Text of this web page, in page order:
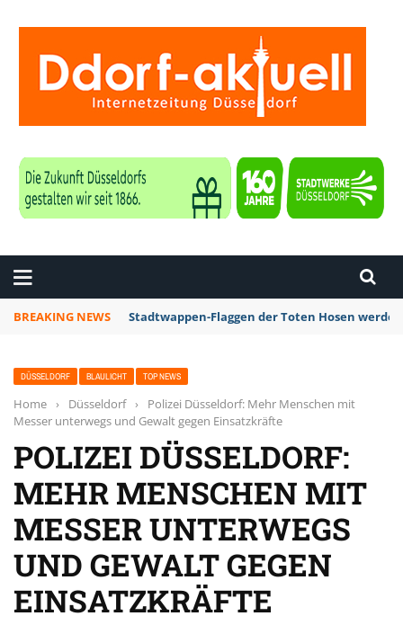
BREAKING NEWS Stadtwappen-Flaggen der Toten Hosen
DÜSSELDORF BLAULICHT TOP NEWS
Home › Düsseldorf ›
Polizei Düsseldorf: Mehr Menschen mit
Messer unterwegs und Gewalt gegen Einsatzkräfte
POLIZEI DÜSSELDORF:
MEHR MENSCHEN MIT
MESSER UNTERWEGS
UND GEWALT GEGEN
EINSATZKRÄFTE